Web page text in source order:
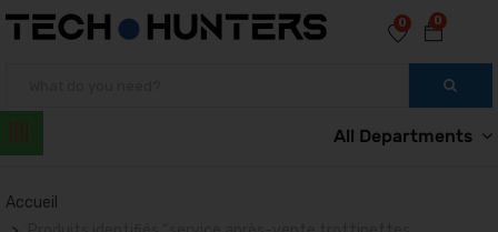
0
0
All Departments
Accueil